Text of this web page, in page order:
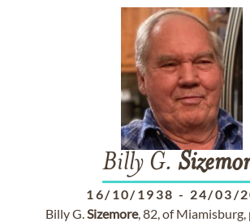
Billy G.
16/10/1938 - 24/03/
Billy G.Sizemore, 82, of Miamisburg,